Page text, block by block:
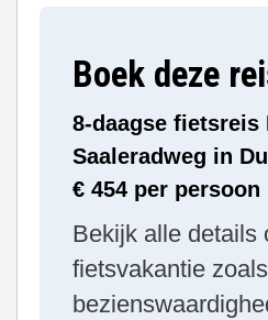
Boek deze
8-daagse fietsreis
Saaleradweg in
€ 454 per persoon
Bekijk alle details
fietsvakantie